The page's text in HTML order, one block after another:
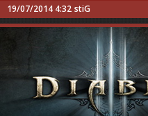
19/07/2014 4:32 stiG